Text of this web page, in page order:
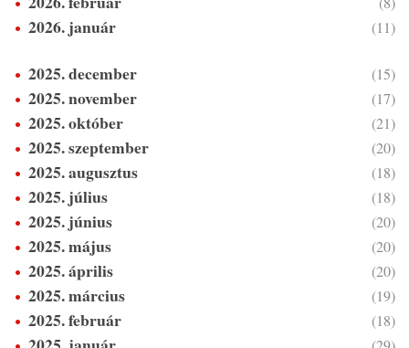
2026. január (11)
2025. december (15)
2025. november (17)
2025. október (21)
2025. szeptember (20)
2025. augusztus (18)
2025. július (18)
2025. június (20)
2025. május (20)
2025. április (20)
2025. március (19)
2025. február (18)